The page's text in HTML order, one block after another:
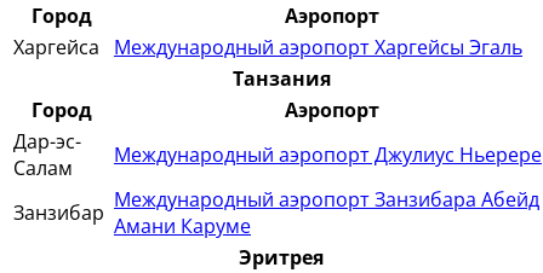
Город
Аэропорт
Харгейса
Международный аэропорт Харгейсы Эгаль
Танзания
Город
Аэропорт
Дар-эс-
Салам
Международный аэропорт Джулиус Ньерере
Занзибар Международный аэропорт Занзибара Абейд
Амани Каруме
Эритрея